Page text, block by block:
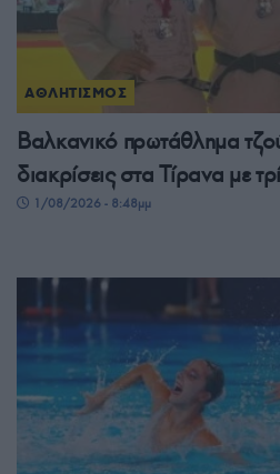
ΑΘΛΗΤΙΣΜΟΣ
Βαλκανικό πρωτάθλημα
διακρίσεις στα Τίρανα με
1/08/2026 - 8:48μμ